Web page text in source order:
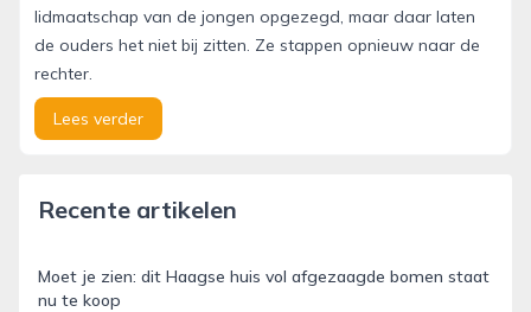
lidmaatschap van de jongen opgezegd, maar daar laten
de ouders het niet bij zitten. Ze stappen opnieuw naar de
rechter.
Lees verder
Recente artikelen
Moet je zien: dit Haagse huis vol afgezaagde bomen staat
nu te koop